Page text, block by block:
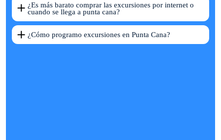
¿Es más barato comprar las excursiones por internet o
cuando se llega a punta cana?
¿Cómo programo excursiones en Punta Cana?